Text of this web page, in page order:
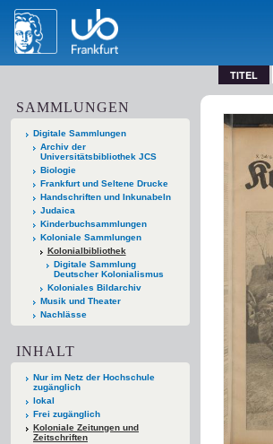
TITEL
SAMMLUNGEN
Digitale Sammlungen
Archiv der
Universitätsbibliothek JCS
Biologie
Frankfurt und Seltene Drucke
Handschriften und Inkunabeln
Judaica
Kinderbuchsammlungen
Koloniale Sammlungen
Kolonialbibliothek
Digitale Sammlung
Deutscher Kolonialismus
Koloniales Bildarchiv
Musik und Theater
Nachlässe
INHALT
Nur im Netz der Hochschule
zugänglich
lokal
Frei zugänglich
Koloniale Zeitungen und
Zeitschriften